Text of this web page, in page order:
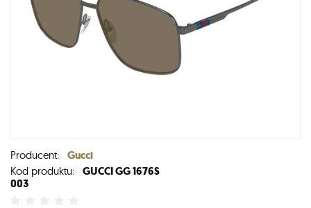
Producent: Gucci
Kod produktu:
GUCCI GG 1676S
003